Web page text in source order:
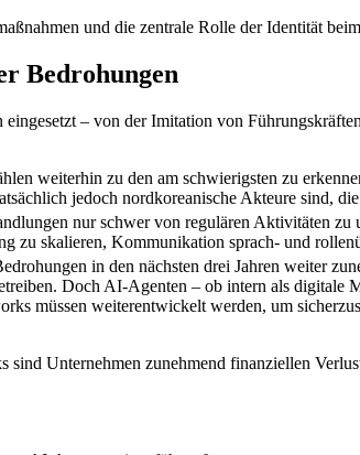
und die zentrale Rolle der Identität
Bedrohungen
– von der Imitation von
weiterhin zu den am schwierigsten zu
jedoch nordkoreanische Akteure sind,
nur schwer von regulären Aktivitäten zu
zu skalieren, Kommunikation sprach- und
in den nächsten drei Jahren weiter
Doch AI-Agenten – ob intern als digitale
müssen weiterentwickelt werden, um
Unternehmen zunehmend finanziellen